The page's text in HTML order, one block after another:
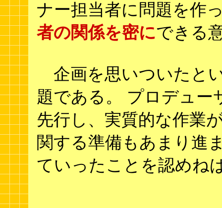
ナー担当者に問題を作
者の関係を密にできる
企画を思いついたと
題である。 プロデュー
先行し、実質的な作業
関する準備もあまり進
ていったことを認めね